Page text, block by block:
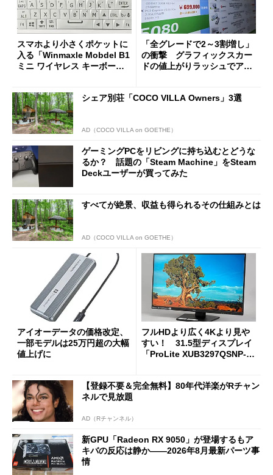
スマホより小さくポケットに
入る「Winmaxle Mobdel B1
ミニ ワイヤレス キーボー
「全グレードで2～3割増し」
の衝撃 グラフィックスカー
ドの値上がりラッシュでアキ
シェア別荘「COCO VILLA Owners」3選
AD（COCO VILLA on GOETHE）
ゲーミングPCをリビングに持ち込むとどうな
るか？ 話題の「Steam Machine」をSteam
Deckユーザーが買ってみた
すべてが絶景、収益も得られるその仕組みとは
AD（COCO VILLA on GOETHE）
アイオーデータの価格改定、
一部モデルは25万円超の大幅
値上げに
フルHDより広く4Kより見や
すい！ 31.5型ディスプレイ
「ProLite XUB3297QSNP-B
【登録不要＆完全無料】80年代洋楽がRチャン
ネルで見放題
AD（Rチャンネル）
新GPU「Radeon RX 9050」が登場するもア
キバの反応は静か――2026年8月最新パーツ事
情